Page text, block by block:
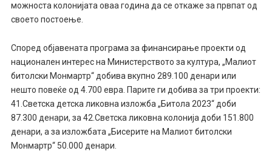
можноста колонијата оваа година да се откаже за првпат од
своето постоење.
Според објавената програма за финансирање проекти од
национален интерес на Министерството за култура, „Малиот
битолски Монмартр“ добива вкупно 289.100 денари или
нешто повеќе од 4.700 евра. Парите ги добива за три проекти:
41.Светска детска ликовна изложба „Битола 2023“ доби
87.300 денари, за 42.Светска ликовна колонија доби 151.800
денари, а за изложбата „Бисерите на Малиот битолски
Монмартр“ 50.000 денари.